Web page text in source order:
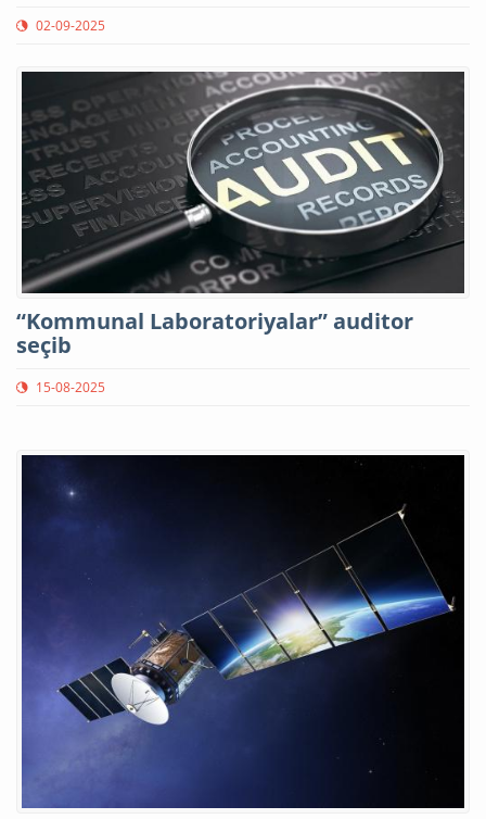
02-09-2025
“Kommunal Laboratoriyalar” auditor
seçib
15-08-2025